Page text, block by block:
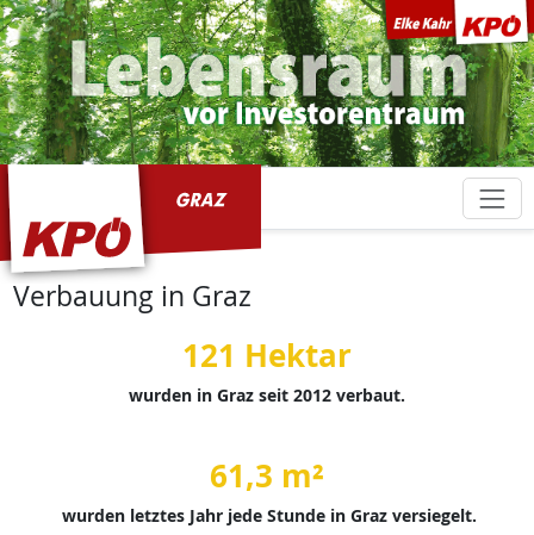
Verbauung in Graz
121 Hektar
wurden in Graz seit 2012 verbaut.
61,3 m²
wurden letztes Jahr jede Stunde in Graz versiegelt.